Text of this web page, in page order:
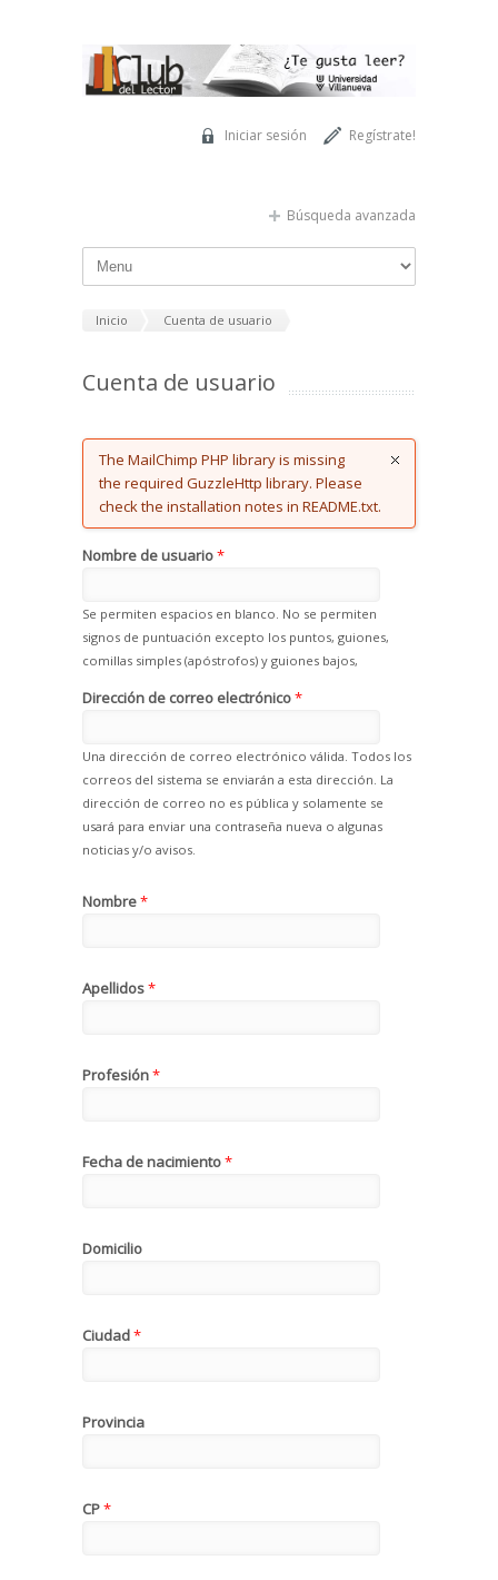
Regístrate!
Iniciar sesión
Búsqueda avanzada
Inicio Cuenta de usuario
Cuenta de usuario
Error message
The MailChimp PHP library is missing
the required GuzzleHttp library. Please
check the installation notes in README.txt.
Nombre de usuario*
Se permiten espacios en blanco. No se permiten
signos de puntuación excepto los puntos, guiones,
comillas simples (apóstrofos) y guiones bajos,
Dirección de correo electrónico*
Una dirección de correo electrónico válida. Todos los
correos del sistema se enviarán a esta dirección. La
dirección de correo no es pública y solamente se
usará para enviar una contraseña nueva o algunas
noticias y/o avisos.
Nombre*
Apellidos*
Profesión*
Fecha de nacimiento*
Domicilio
Ciudad*
Provincia
CP*